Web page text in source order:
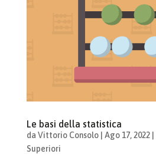
Le basi della statistica
da Vittorio Consolo| Ago 17, 2022|
Superiori